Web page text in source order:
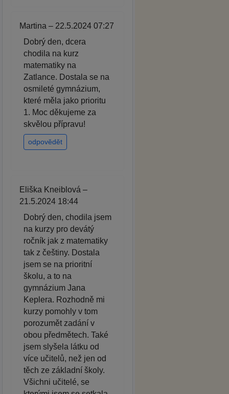
Martina – 22.5.2024 07:27
Dobrý den, dcera
chodila na kurz
matematiky na
Zatlance. Dostala se na
osmileté gymnázium,
které měla jako prioritu
1. Moc děkujeme za
skvělou přípravu!
odpovědět
Eliška Kneiblová –
21.5.2024 18:44
Dobrý den, chodila jsem
na kurzy pro devátý
ročník jak z matematiky
tak z češtiny. Dostala
jsem se na prioritní
školu, a to na
gymnázium Jana
Keplera. Rozhodně mi
kurzy pomohly v tom
porozumět zadání v
obou předmětech. Také
jsem slyšela látku od
více učitelů, než jen od
těch ze základní školy.
Všichni učitelé, se